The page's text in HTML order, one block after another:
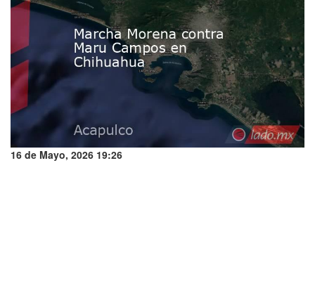
16 de Mayo, 2026 19:26